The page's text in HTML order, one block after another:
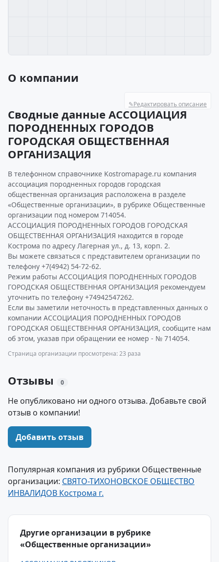
О компании
✎Редактировать описание
Сводные данные АССОЦИАЦИЯ
ПОРОДНЕННЫХ ГОРОДОВ
ГОРОДСКАЯ ОБЩЕСТВЕННАЯ
ОРГАНИЗАЦИЯ
В телефонном справочнике Kostromapage.ru компания
ассоциация породненных городов городская
общественная организация расположена в разделе
«Общественные организации», в рубрике Общественные
организации под номером 714054.
АССОЦИАЦИЯ ПОРОДНЕННЫХ ГОРОДОВ ГОРОДСКАЯ
ОБЩЕСТВЕННАЯ ОРГАНИЗАЦИЯ находится в городе
Кострома по адресу Лагерная ул., д. 13, корп. 2.
Вы можете связаться с представителем организации по
телефону +7(4942) 54-72-62.
Режим работы АССОЦИАЦИЯ ПОРОДНЕННЫХ ГОРОДОВ
ГОРОДСКАЯ ОБЩЕСТВЕННАЯ ОРГАНИЗАЦИЯ рекомендуем
уточнить по телефону +74942547262.
Если вы заметили неточность в представленных данных о
компании АССОЦИАЦИЯ ПОРОДНЕННЫХ ГОРОДОВ
ГОРОДСКАЯ ОБЩЕСТВЕННАЯ ОРГАНИЗАЦИЯ, сообщите нам
об этом, указав при обращении ее номер - № 714054.
Страница организации просмотрена: 23 раза
Отзывы 0
Не опубликовано ни одного отзыва. Добавьте свой
отзыв о компании!
Добавить отзыв
Популярная компания из рубрики Общественные
организации: СВЯТО-ТИХОНОВСКОЕ ОБЩЕСТВО
ИНВАЛИДОВ Кострома г.
Другие организации в рубрике
«Общественные организации»